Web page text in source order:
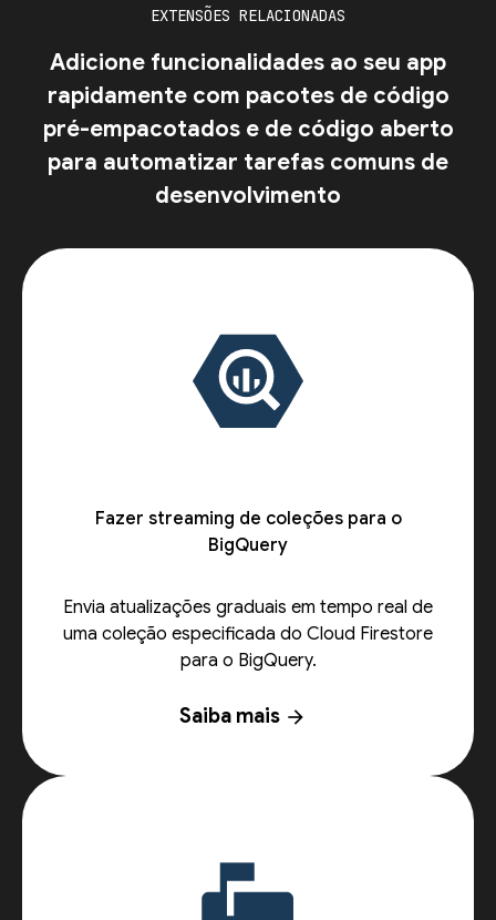
EXTENSÕES RELACIONADAS
Adicione funcionalidades ao seu app
rapidamente com pacotes de código
pré-empacotados e de código aberto
para automatizar tarefas comuns de
desenvolvimento
Fazer streaming de coleções para o
BigQuery
Envia atualizações graduais em tempo real de
uma coleção especificada do Cloud Firestore
para o BigQuery.
Saiba mais arrow_forward